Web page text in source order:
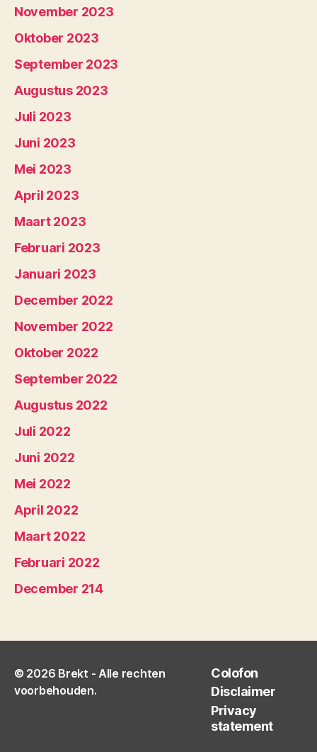
November 2023
Oktober 2023
September 2023
Augustus 2023
Juli 2023
Juni 2023
Mei 2023
April 2023
Maart 2023
Februari 2023
Januari 2023
December 2022
November 2022
Oktober 2022
September 2022
Augustus 2022
Juli 2022
Juni 2022
Mei 2022
April 2022
Maart 2022
Februari 2022
December 214
© 2026 Brekt - Alle rechten
voorbehouden.
Colofon
Disclaimer
Privacy
statement